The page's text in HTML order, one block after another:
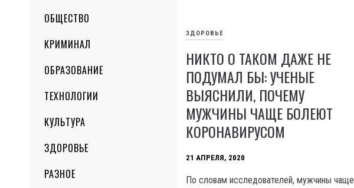
ОБЩЕСТВО
КРИМИНАЛ
ОБРАЗОВАНИЕ
ТЕХНОЛОГИИ
КУЛЬТУРА
ЗДОРОВЬЕ
РАЗНОЕ
ЗДОРОВЬЕ
НИКТО О ТАКОМ ДАЖЕ НЕ
ПОДУМАЛ БЫ: УЧЕНЫЕ
ВЫЯСНИЛИ, ПОЧЕМУ
МУЖЧИНЫ ЧАЩЕ БОЛЕЮТ
КОРОНАВИРУСОМ
21 АПРЕЛЯ, 2020
По словам исследователей, мужчины чаще